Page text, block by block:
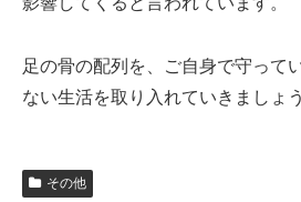
足の骨の配列を、ご自身で守って
ない生活を取り入れていきましょう
その他